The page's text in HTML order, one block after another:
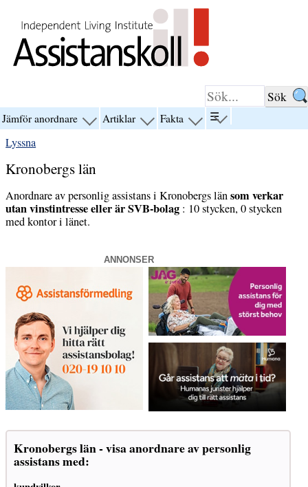
Jämför anordnare visa
anordnare”
Artiklar visa Fakta visa
☰visa
menyn
Lyssna
Kronobergs län
Anordnare av personlig assistans i Kronobergs länsom verkar
utan vinstintresse eller är SVB-bolag : 10 stycken, 0 stycken
med kontor i länet.
ANNONSER
Kronobergs län - visa anordnare av personlig
assistans med: